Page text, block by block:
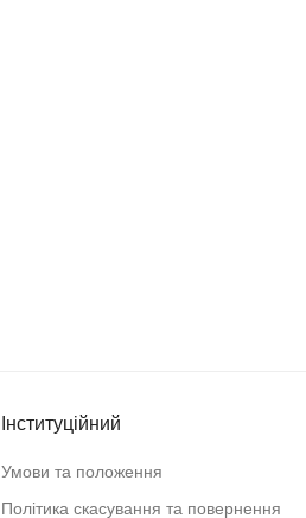
Інституційний
Умови та положення
Політика скасування та повернення